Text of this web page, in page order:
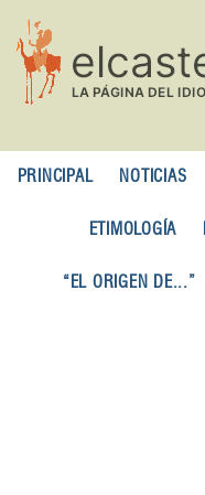
contenido
principal
PRINCIPAL NOTICIAS
ETIMOLOGÍA
“EL ORIGEN DE...”